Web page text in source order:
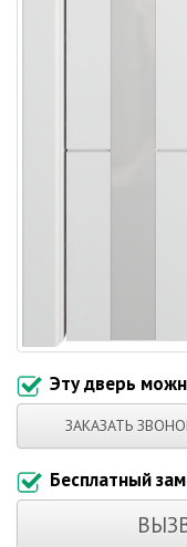
Эту дверь
ЗАКАЗАТЬ
Бесплатный